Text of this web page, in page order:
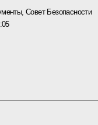
,Совет Безопасности